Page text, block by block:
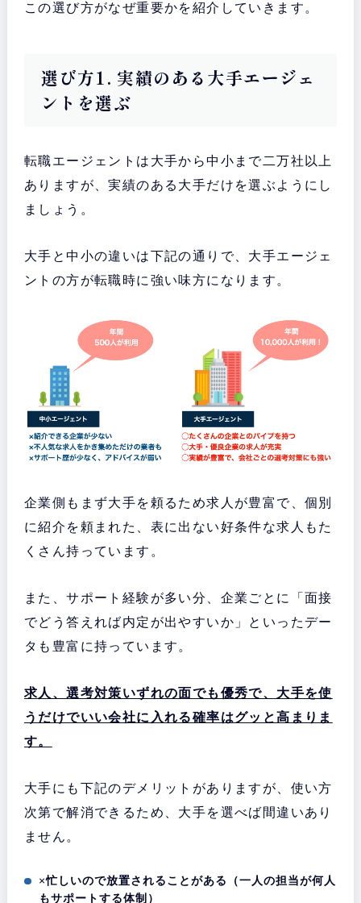
この選び方がなぜ重要かを紹介していきます。
選び方1. 実績のある大手エージェ
ントを選ぶ
転職エージェントは大手から中小まで二万社以上
ありますが、実績のある大手だけを選ぶようにし
ましょう。
大手と中小の違いは下記の通りで、大手エージェ
ントの方が転職時に強い味方になります。
企業側もまず大手を頼るため求人が豊富で、個別
に紹介を頼まれた、表に出ない好条件な求人もた
くさん持っています。
また、サポート経験が多い分、企業ごとに「面接
でどう答えれば内定が出やすいか」といったデー
タも豊富に持っています。
求人、選考対策いずれの面でも優秀で、大手を使
うだけでいい会社に入れる確率はグッと高まりま
す。
大手にも下記のデメリットがありますが、使い方
次第で解消できるため、大手を選べば間違いあり
ません。
×忙しいので放置されることがある（一人の担当が何人
もサポートする体制）